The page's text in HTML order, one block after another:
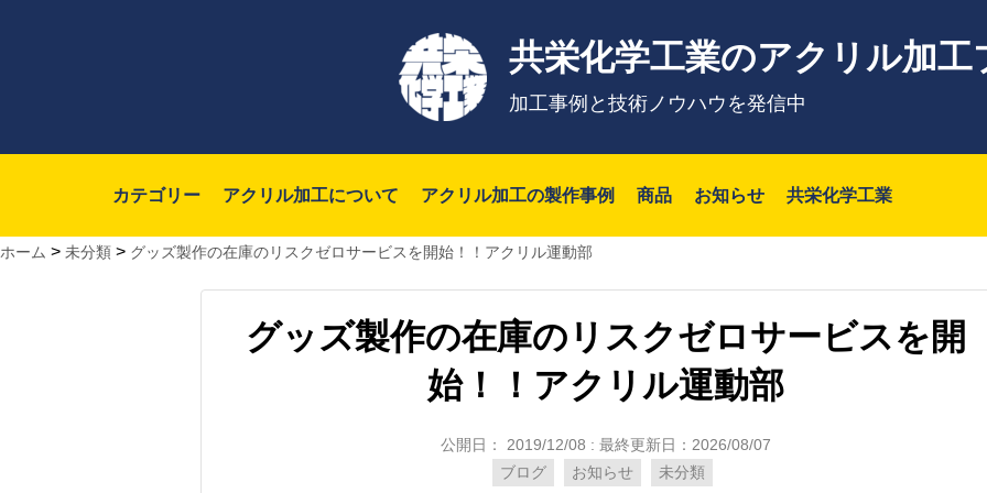
共栄化学工業のアクリル加工
加工事例と技術ノウハウを発信中
カテゴリー アクリル加工について アクリル加工の製作事例 商品 お知らせ 共栄化学工業
ホーム > 未分類 > グッズ製作の在庫のリスクゼロサービスを開始！！アクリル運動部
グッズ製作の在庫のリスクゼロサービスを開
始！！アクリル運動部
公開日： 2019/12/08 : 最終更新日：2026/08/07
ブログ
お知らせ 未分類